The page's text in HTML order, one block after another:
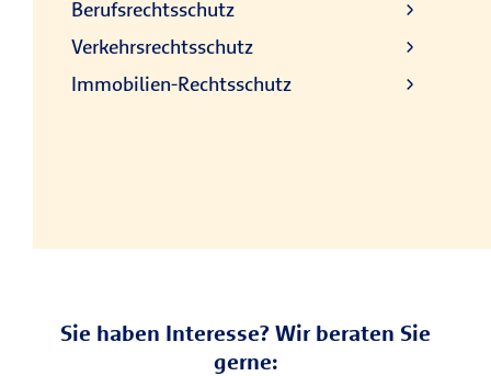
Berufsrechtsschutz
Verkehrsrechtsschutz
Immobilien-Rechtsschutz
Sie haben Interesse? Wir beraten Sie
gerne: